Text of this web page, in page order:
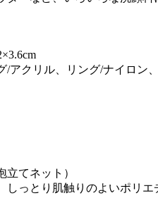
/アクリル、リング/ナイロン
てネット）
しっとり肌触りのよいポリ